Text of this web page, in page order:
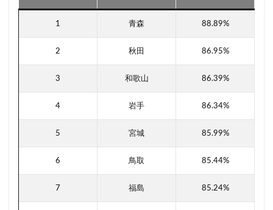
1 青森 88.89%
2 秋田 86.95%
3 和歌山 86.39%
4 岩手 86.34%
5 宮城 85.99%
6 鳥取 85.44%
7 福島 85.24%